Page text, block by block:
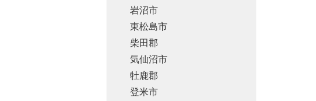
岩沼市
東松島市
柴田郡
気仙沼市
牡鹿郡
登米市